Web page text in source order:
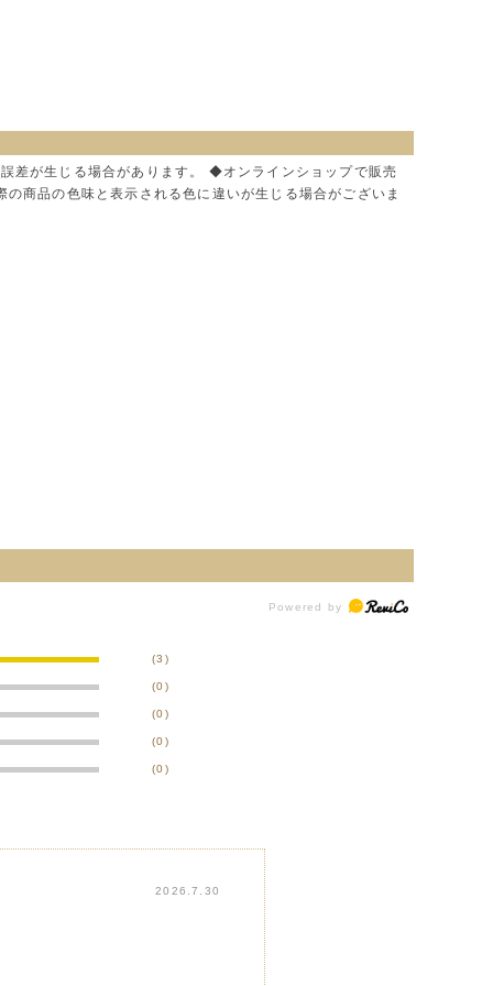
差が生じる場合があります。 ◆オンラインショップで販売
商品の色味と表示される色に違いが生じる場合がございま
(3)
(0)
(0)
(0)
(0)
2026.7.30